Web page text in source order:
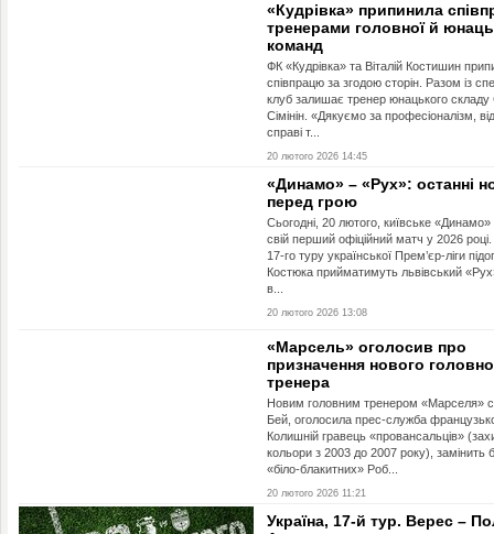
«Кудрівка» припинила
тренерами головної й
команд
ФК «Кудрівка» та Віталій Костишин
співпрацю за згодою сторін. Разом із
клуб залишає тренер юнацького складу
Сімінін. «Дякуємо за професіоналізм,
справі т...
20 лютого 2026 14:45
«Динамо» – «Рух»: останні
перед грою
Сьогодні, 20 лютого, київське «Динамо»
свій перший офіційний матч у 2026
17-го туру української Прем’єр-ліги
Костюка прийматимуть львівський
в...
20 лютого 2026 13:08
«Марсель» оголосив про
призначення нового
тренера
Новим головним тренером «Марселя»
Бей, оголосила прес-служба
Колишній гравець «провансальців»
кольори з 2003 до 2007 року), замінить
«біло-блакитних» Роб...
20 лютого 2026 11:21
Україна, 17-й тур. Верес –